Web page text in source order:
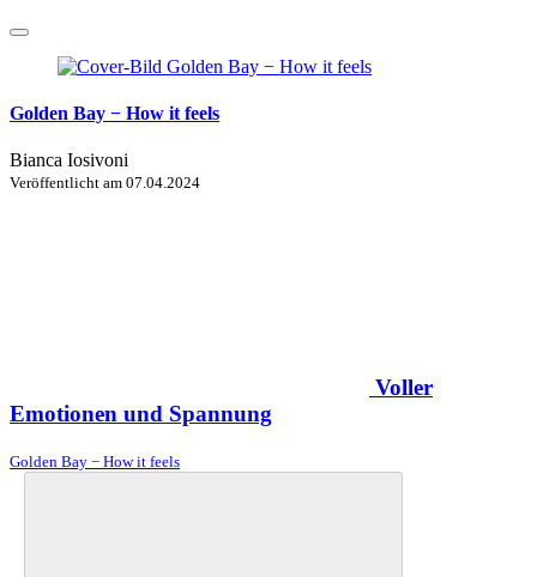
Golden Bay − How it feels
Bianca Iosivoni
Veröffentlicht am 07.04.2024
Voller
Emotionen und Spannung
Golden Bay − How it feels